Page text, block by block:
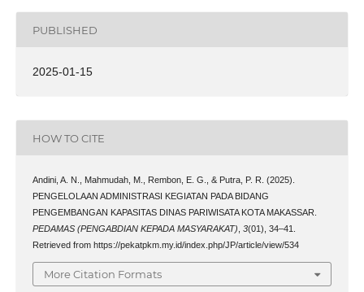
PUBLISHED
2025-01-15
HOW TO CITE
Andini, A. N., Mahmudah, M., Rembon, E. G., & Putra, P. R. (2025).
PENGELOLAAN ADMINISTRASI KEGIATAN PADA BIDANG
PENGEMBANGAN KAPASITAS DINAS PARIWISATA KOTA MAKASSAR.
PEDAMAS (PENGABDIAN KEPADA MASYARAKAT) 3(01), 34–41.
Retrieved from https://pekatpkm.my.id/index.php/JP/article/view/534
More Citation Formats